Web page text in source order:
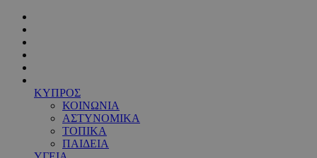
ΚΥΠΡΟΣ
ΚΟΙΝΩΝΙΑ
ΑΣΤΥΝΟΜΙΚΑ
ΤΟΠΙΚΑ
ΠΑΙΔΕΙΑ